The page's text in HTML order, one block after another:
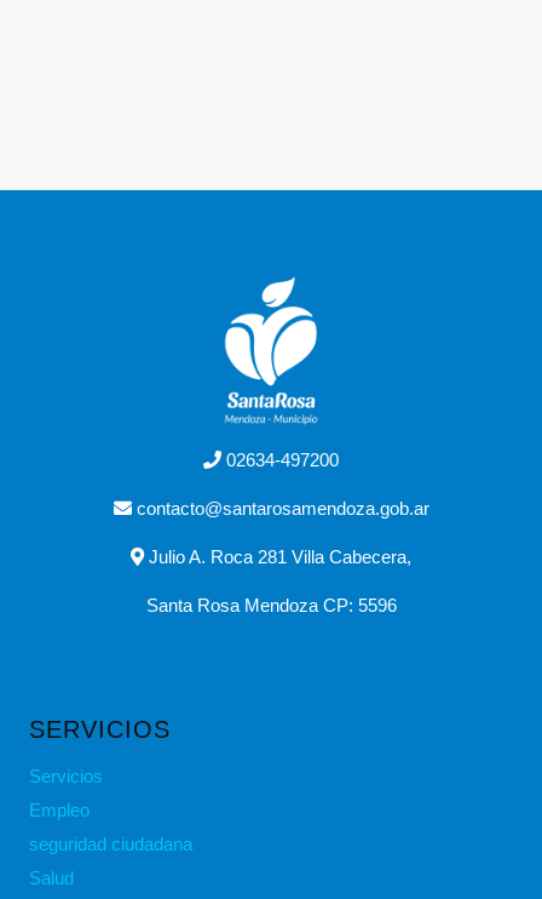
02634-497200
contacto@santarosamendoza.gob.ar
Julio A. Roca 281 Villa Cabecera,
Santa Rosa Mendoza CP: 5596
SERVICIOS
Servicios
Empleo
seguridad ciudadana
Salud